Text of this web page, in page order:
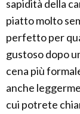
sapidità della
piatto molto
perfetto per
gustoso dopo
cena più
anche
cui potrete